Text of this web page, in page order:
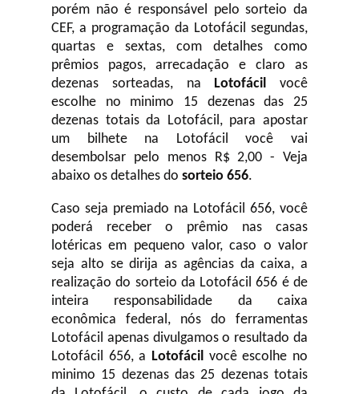
porém não é responsável pelo sorteio da
CEF, a programação da Lotofácil segundas,
quartas e sextas, com detalhes como
prêmios pagos, arrecadação e claro as
dezenas sorteadas, na Lotofácil você
escolhe no minimo 15 dezenas das 25
dezenas totais da Lotofácil, para apostar
um bilhete na Lotofácil você vai
desembolsar pelo menos R$ 2,00 - Veja
abaixo os detalhes do sorteio 656.
Caso seja premiado na Lotofácil 656, você
poderá receber o prêmio nas casas
lotéricas em pequeno valor, caso o valor
seja alto se dirija as agências da caixa, a
realização do sorteio da Lotofácil 656 é de
inteira responsabilidade da caixa
econômica federal, nós do ferramentas
Lotofácil apenas divulgamos o resultado da
Lotofácil 656, a Lotofácil você escolhe no
minimo 15 dezenas das 25 dezenas totais